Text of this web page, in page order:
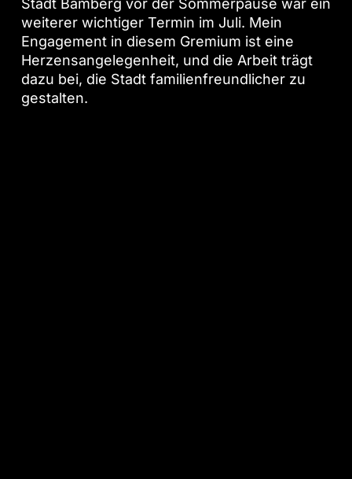
Stadt Bamberg vor der Sommerpause war ein
weiterer wichtiger Termin im Juli. Mein
Engagement in diesem Gremium ist eine
Herzensangelegenheit, und die Arbeit trägt
dazu bei, die Stadt familienfreundlicher zu
gestalten.